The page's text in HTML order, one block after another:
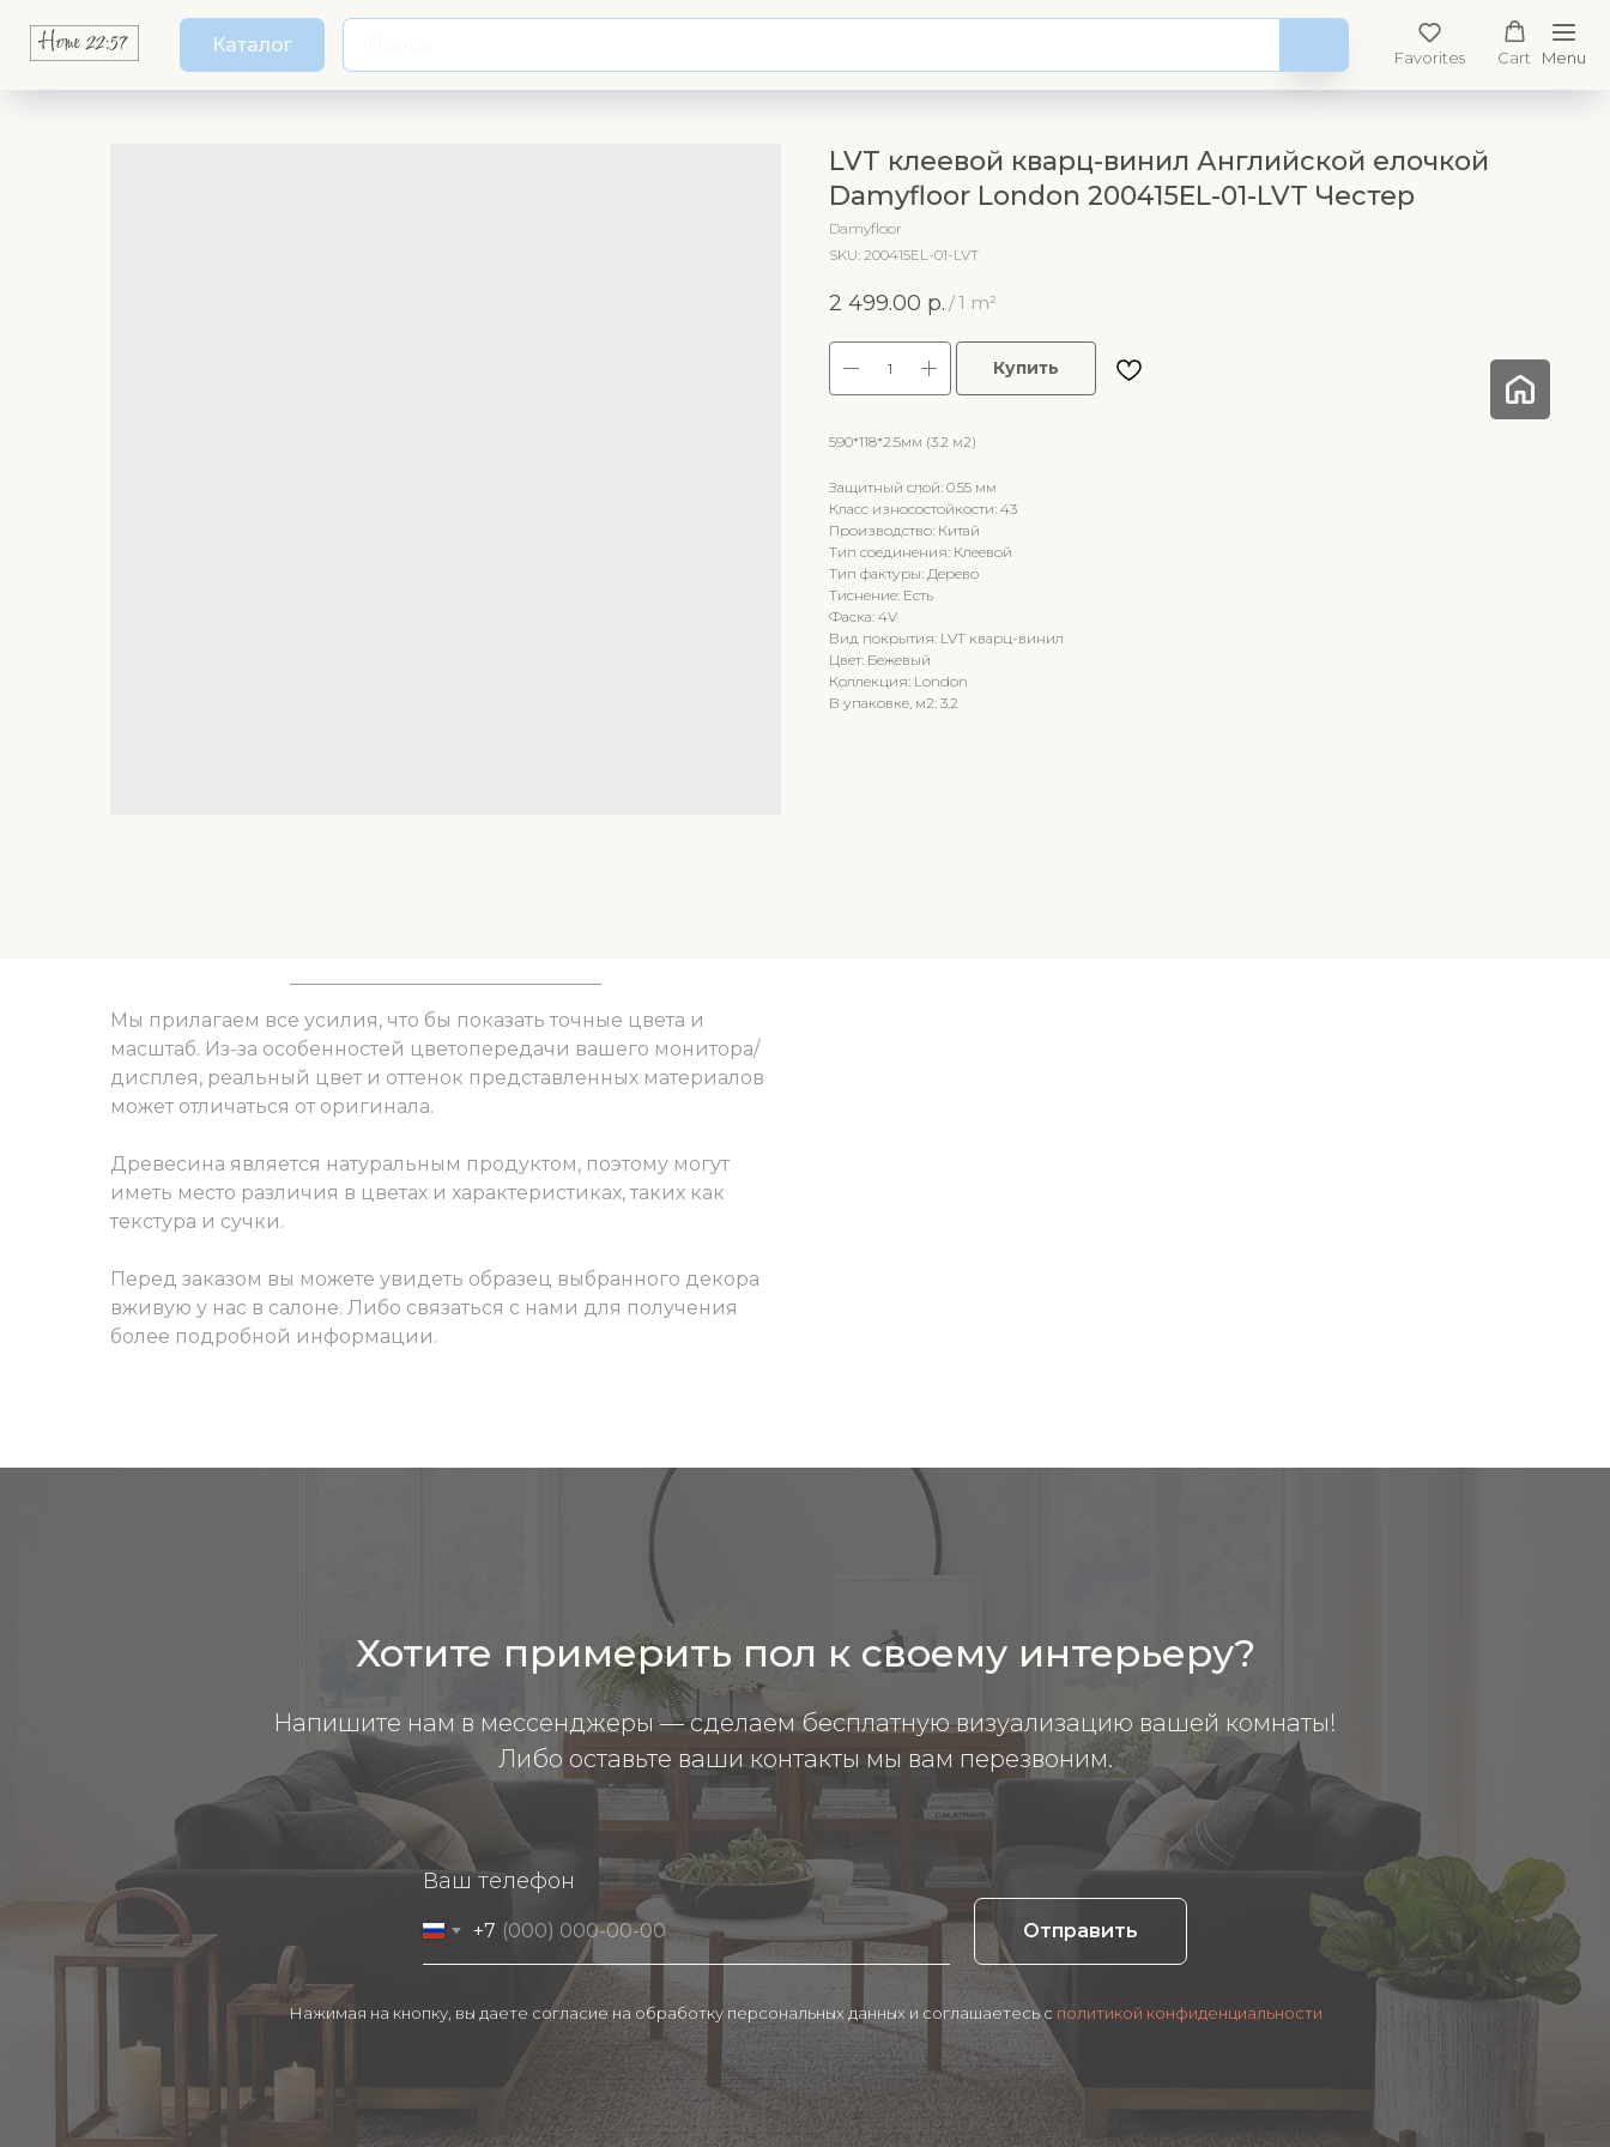
Каталог
Favorites Cart Menu
LVT клеевой кварц-винил Английской елочкой
Damyfloor London 200415EL-01-LVT Честер
Damyfloor
SKU: 200415EL-01-LVT
2 499.00 р. /1 m²
Купить
590*118*2.5мм (3.2 м2)
Защитный слой: 0.55 мм
Класс износостойкости: 43
Производство: Китай
Тип соединения: Клеевой
Тип фактуры: Дерево
Тиснение: Есть
Фаска: 4V
Вид покрытия: LVT кварц-винил
Цвет: Бежевый
Коллекция: London
В упаковке, м2: 3.2
Мы прилагаем все усилия, что бы показать точные цвета и
масштаб. Из-за особенностей цветопередачи вашего монитора/
дисплея, реальный цвет и оттенок представленных материалов
может отличаться от оригинала.
Древесина является натуральным продуктом, поэтому могут
иметь место различия в цветах и характеристиках, таких как
текстура и сучки.
Перед заказом вы можете увидеть образец выбранного декора
вживую у нас в салоне. Либо связаться с нами для получения
более подробной информации.
Хотите примерить пол к своему интерьеру?
Напишите нам в мессенджеры — сделаем бесплатную визуализацию вашей комнаты!
Либо оставьте ваши контакты мы вам перезвоним.
Ваш телефон
+7 Отправить
Нажимая на кнопку, вы даете согласие на обработку персональных данных и соглашаетесь c политикой конфиденциальности